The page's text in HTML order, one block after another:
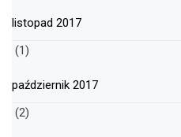
listopad 2017
(1)
październik 2017
(2)